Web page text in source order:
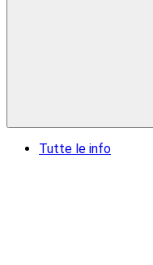
Tutte le info